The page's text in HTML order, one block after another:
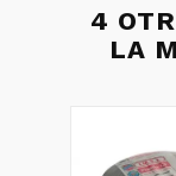
4
LA